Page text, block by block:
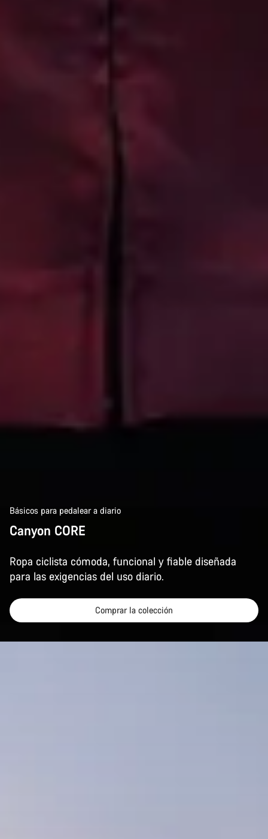
Básicos para pedalear a diario
Canyon CORE
Ropa ciclista cómoda, funcional y fiable diseñada
para las exigencias del uso diario.
Comprar la colección